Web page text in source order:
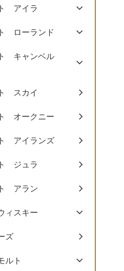
アイラ
ローランド
キャンベル
スカイ
オークニー
アイランズ
ジュラ
アラン
ィスキー
ズ
ルト